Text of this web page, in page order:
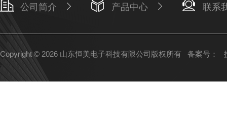
公司简介 产品中心 联系
Copyright © 2026 山东恒美电子科技有限公司版权所有 备案号：